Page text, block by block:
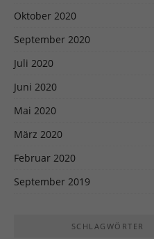
Oktober 2020
September 2020
Juli 2020
Juni 2020
Mai 2020
März 2020
Februar 2020
September 2019
SCHLAGWÖRTER